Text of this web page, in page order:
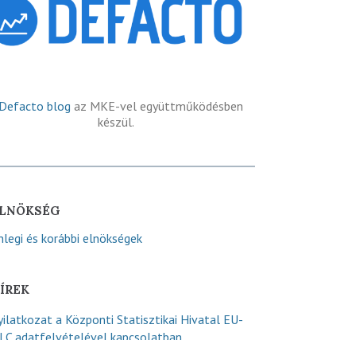
Defacto blog az MKE-vel együttműködésben
készül.
és korábbi elnökségek
a Központi Statisztikai Hivatal EU-
adatfelvételével kapcsolatban